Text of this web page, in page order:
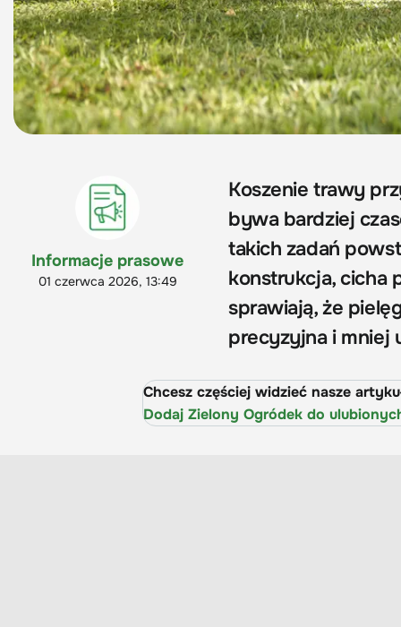
Informacje prasowe
01 czerwca 2026, 13:49
Koszenie trawy
bywa bardziej
takich zadań
konstrukcja, cicha
sprawiają, że
precyzyjna i mniej
Chcesz częściej widzieć nasze
Dodaj Zielony Ogródek do